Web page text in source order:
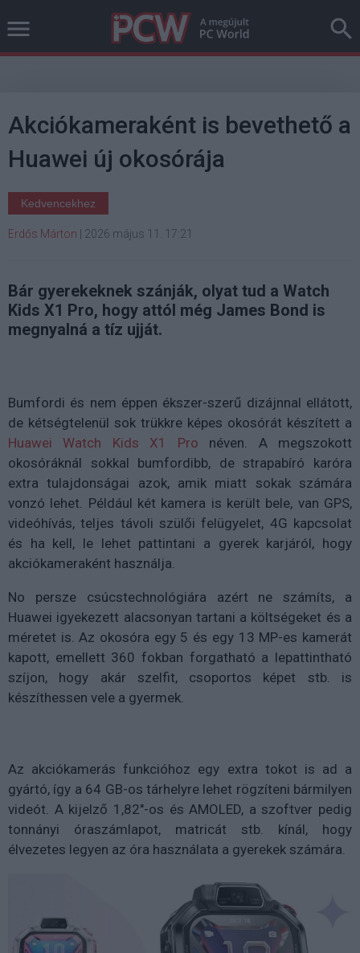
Akciókameraként is bevethető a
Huawei új okosórája
Kedvencekhez
Erdős Márton 2026 május 11. 17:21
Bár gyerekeknek szánják, olyat tud a Watch
Kids X1 Pro, hogy attól még James Bond is
megnyalná a tíz ujját.
Bumfordi és nem éppen ékszer-szerű dizájnnal ellátott,
de kétségtelenül sok trükkre képes okosórát készített a
Huawei Watch Kids X1 Pro néven. A megszokott
okosóráknál sokkal bumfordibb, de strapabíró karóra
extra tulajdonságai azok, amik miatt sokak számára
vonzó lehet. Például két kamera is került bele, van GPS,
videóhívás, teljes távoli szülői felügyelet, 4G kapcsolat
és ha kell, le lehet pattintani a gyerek karjáról, hogy
akciókameraként használja.
No persze csúcstechnológiára azért ne számíts, a
Huawei igyekezett alacsonyan tartani a költségeket és a
méretet is. Az okosóra egy 5 és egy 13 MP-es kamerát
kapott, emellett 360 fokban forgatható a lepattintható
szíjon, hogy akár szelfit, csoportos képet stb. is
készíthessen vele a gyermek.
Az akciókamerás funkcióhoz egy extra tokot is ad a
gyártó, így a 64 GB-os tárhelyre lehet rögzíteni bármilyen
videót. A kijelző 1,82"-os és AMOLED, a szoftver pedig
tonnányi óraszámlapot, matricát stb. kínál, hogy
élvezetes legyen az óra használata a gyerekek számára.